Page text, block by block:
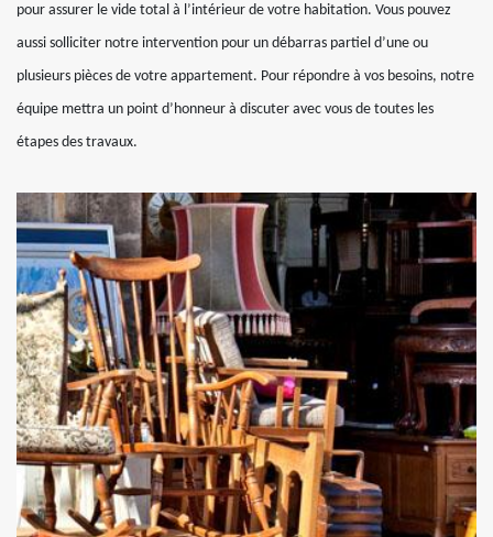
pour assurer le vide total à l’intérieur de votre habitation. Vous pouvez
aussi solliciter notre intervention pour un débarras partiel d’une ou
plusieurs pièces de votre appartement. Pour répondre à vos besoins, notre
équipe mettra un point d’honneur à discuter avec vous de toutes les
étapes des travaux.